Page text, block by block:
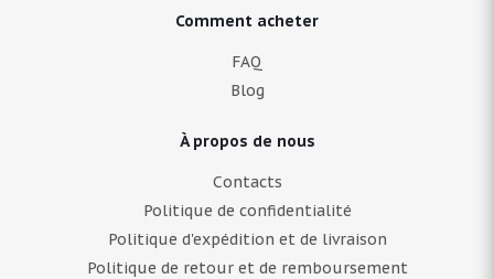
Comment acheter
FAQ
Blog
À propos de nous
Contacts
Politique de confidentialité
Politique d'expédition et de livraison
Politique de retour et de remboursement